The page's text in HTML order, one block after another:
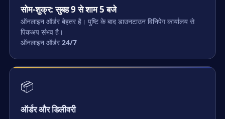
सोम-शुक्र: सुबह 9 से शाम 5 बजे
ऑनलाइन ऑर्डर बेहतर है। पुष्टि के बाद डाउनटाउन विनिपेग कार्यालय से
पिकअप संभव है।
ऑनलाइन ऑर्डर 24/7
📦
ऑर्डर और डिलीवरी